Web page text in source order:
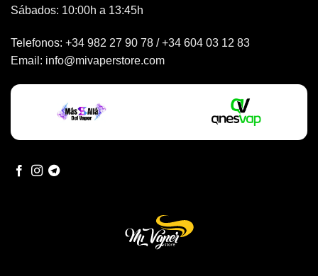
Sábados: 10:00h a 13:45h
Telefonos: +34 982 27 90 78 /+34 604 03 12 83
Email: info@mivaperstore.com